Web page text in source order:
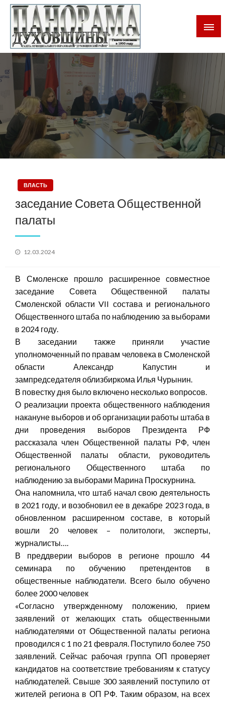
Панорама Духовщины
Газета Духовщинского района Смоленской области
ВЛАСТЬ
заседание Совета Общественной
палаты
Posted
12.03.2024
В Смоленске прошло расширенное совместное
заседание Совета Общественной палаты
Смоленской области VII состава и регионального
Общественного штаба по наблюдению за выборами
в 2024 году.
В заседании также приняли участие
уполномоченный по правам человека в Смоленской
области Александр Капустин и
зампредседателя облизбиркома Илья Чурынин.
В повестку дня было включено несколько вопросов.
О реализации проекта общественного наблюдения
накануне выборов и об организации работы штаба в
дни проведения выборов Президента РФ
рассказала член Общественной палаты РФ, член
Общественной палаты области, руководитель
регионального Общественного штаба по
наблюдению за выборами Марина Проскурнина.
Она напомнила, что штаб начал свою деятельность
в 2021 году, и возобновил ее в декабре 2023 года, в
обновленном расширенном составе, в который
вошли 20 человек – политологи, эксперты,
журналисты….
В преддверии выборов в регионе прошло 44
семинара по обучению претендентов в
общественные наблюдатели. Всего было обучено
более 2000 человек
«Согласно утвержденному положению, прием
заявлений от желающих стать общественными
наблюдателями от Общественной палаты региона
проводился с 1 по 21 февраля. Поступило более 750
заявлений. Сейчас рабочая группа ОП проверяет
кандидатов на соответствие требованиям к статусу
наблюдателей. Свыше 300 заявлений поступило от
жителей региона в ОП РФ. Таким образом, на всех